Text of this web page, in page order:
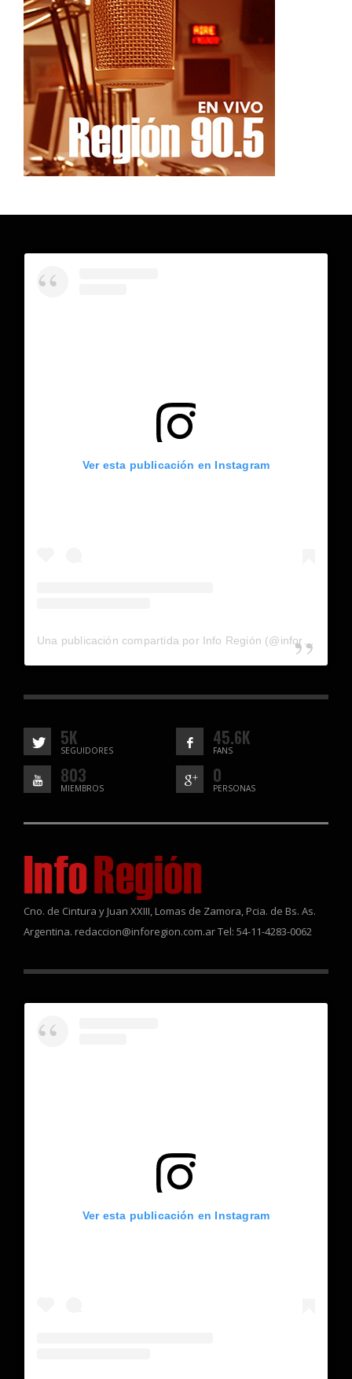
Ver esta publicación en Instagram
Una publicación compartida por Info Región (@inforegion_redes)
5K
SEGUIDORES
45.6K
FANS
803
MIEMBROS
0
PERSONAS
Cno. de Cintura y Juan XXIII, Lomas de Zamora, Pcia. de Bs. As.
Argentina. redaccion@inforegion.com.ar Tel: 54-11-4283-0062
Ver esta publicación en Instagram